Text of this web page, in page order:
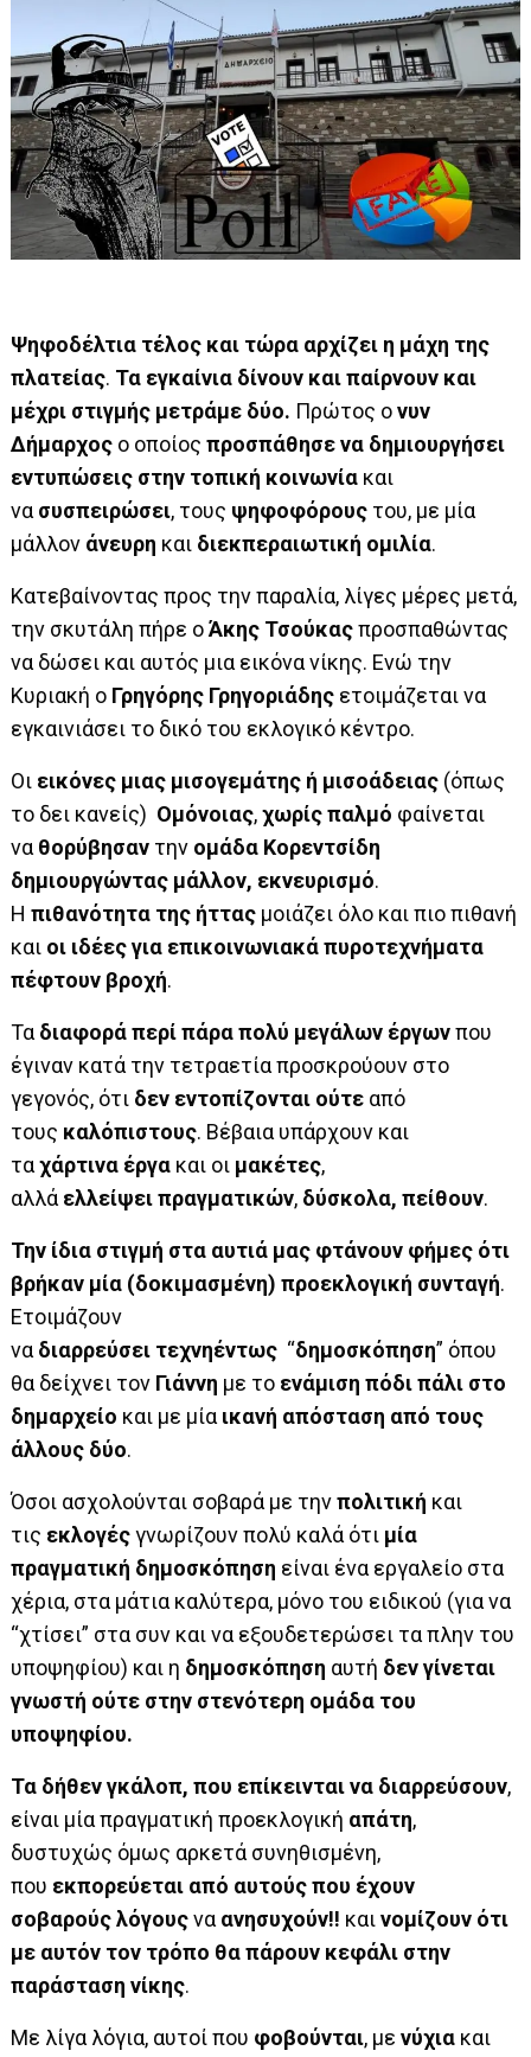
Ψηφοδέλτια τέλος και τώρα αρχίζει η μάχη της
πλατείας. Τα εγκαίνια δίνουν και παίρνουν και
μέχρι στιγμής μετράμε δύο. Πρώτος ονυν
Δήμαρχος ο οποίοςπροσπάθησε να δημιουργήσει
εντυπώσεις στην τοπική κοινωνία και
νασυσπειρώσει, τους ψηφοφόρους του, με μία
μάλλον άνευρη και διεκπεραιωτική ομιλία.
Κατεβαίνοντας προς την παραλία, λίγες μέρες μετά,
την σκυτάλη πήρε οΆκης Τσούκαςπροσπαθώντας
να δώσει και αυτός μια εικόνα νίκης. Ενώ την
Κυριακή ο Γρηγόρης Γρηγοριάδης ετοιμάζεται να
εγκαινιάσει το δικό του εκλογικό κέντρο.
Οι εικόνες μιας μισογεμάτης ή μισοάδειας (όπως
το δει κανείς) Ομόνοιας,χωρίς παλμό φαίνεται
ναθορύβησαν την ομάδα Κορεντσίδη
δημιουργώντας μάλλον, εκνευρισμό.
Ηπιθανότητα της ήττας μοιάζει όλο και πιο πιθανή
και οι ιδέες για επικοινωνιακά πυροτεχνήματα
πέφτουν βροχή.
Ταδιαφορά περί πάρα πολύ μεγάλων έργωνπου
έγιναν κατά την τετραετία προσκρούουν στο
γεγονός, ότι δεν εντοπίζονται ούτε από
τους καλόπιστους. Βέβαια υπάρχουν και
ταχάρτινα έργα και οι μακέτες,
αλλάελλείψει πραγματικών, δύσκολα, πείθουν.
Την ίδια στιγμή στα αυτιά μας φτάνουν φήμες ότι
βρήκαν μία (δοκιμασμένη) προεκλογική συνταγή.
Ετοιμάζουν
ναδιαρρεύσει τεχνηέντως “δημοσκόπηση” όπου
θα δείχνει τον Γιάννη με το ενάμιση πόδι πάλι στο
δημαρχείο και με μίαικανή απόσταση από τους
άλλους δύο.
Όσοι ασχολούνται σοβαρά με τηνπολιτική και
τις εκλογέςγνωρίζουν πολύ καλά ότι μία
πραγματική δημοσκόπηση είναι ένα εργαλείο στα
χέρια, στα μάτια καλύτερα, μόνο του ειδικού (για να
“χτίσει” στα συν και να εξουδετερώσει τα πλην του
υποψηφίου) και η δημοσκόπηση αυτή δεν γίνεται
γνωστή ούτε στην στενότερη ομάδα του
υποψηφίου.
Τα δήθεν γκάλοπ, που επίκεινται να διαρρεύσουν,
είναι μία πραγματική προεκλογική απάτη,
δυστυχώς όμως αρκετά συνηθισμένη,
που εκπορεύεται από αυτούς που έχουν
σοβαρούς λόγουςναανησυχούν!! καινομίζουν ότι
με αυτόν τον τρόπο θα πάρουν κεφάλι στην
παράσταση νίκης.
Με λίγα λόγια, αυτοί που φοβούνται, μενύχια και